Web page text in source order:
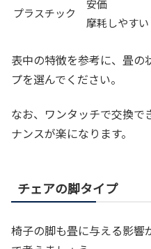
プラスチック
安価
摩耗しやすい
表中の特徴を参考に、畳の
プを選んでください。
なお、ワンタッチで交換で
ナンスが楽になります。
チェアの脚タイプ
椅子の脚も畳に与える影響